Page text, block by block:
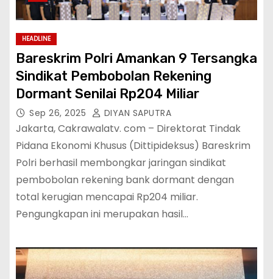
HEADLINE
Bareskrim Polri Amankan 9 Tersangka
Sindikat Pembobolan Rekening
Dormant Senilai Rp204 Miliar
Sep 26, 2025 DIYAN SAPUTRA
Jakarta, Cakrawalatv. com – Direktorat Tindak
Pidana Ekonomi Khusus (Dittipideksus) Bareskrim
Polri berhasil membongkar jaringan sindikat
pembobolan rekening bank dormant dengan
total kerugian mencapai Rp204 miliar.
Pengungkapan ini merupakan hasil…